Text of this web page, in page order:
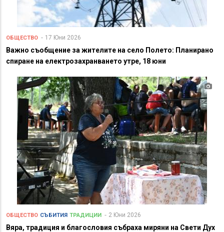
ОБЩЕСТВО 17 Юни 2026
Важно съобщение за жителите на село Полето: Планирано
спиране на електрозахранването утре, 18 юни
ОБЩЕСТВО СЪБИТИЯ ТРАДИЦИИ 2 Юни 2026
Вяра, традиция и благословия събраха миряни на Свети Дух